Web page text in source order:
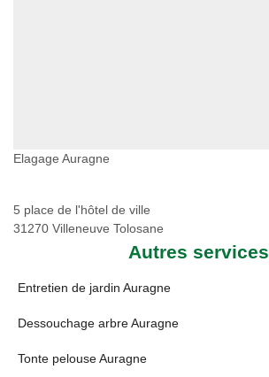
Elagage Auragne
5 place de l'hôtel de ville
31270 Villeneuve Tolosane
Autres services
Entretien de jardin Auragne
Dessouchage arbre Auragne
Tonte pelouse Auragne